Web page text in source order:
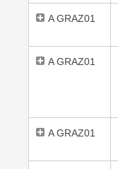
A GRAZ01
A GRAZ01
A GRAZ01